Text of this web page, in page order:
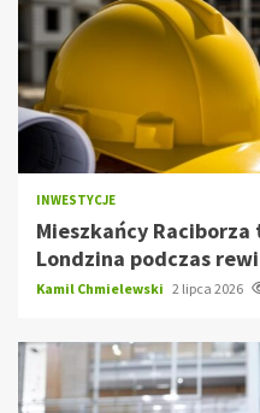
INWESTYCJE
Mieszkańcy
Londzina podczas
Kamil Chmielewski 2 lipca 2026